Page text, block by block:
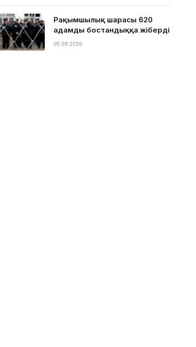
Рақымшылық шарасы 620
адамды бостандыққа жіберді
05.08.2026